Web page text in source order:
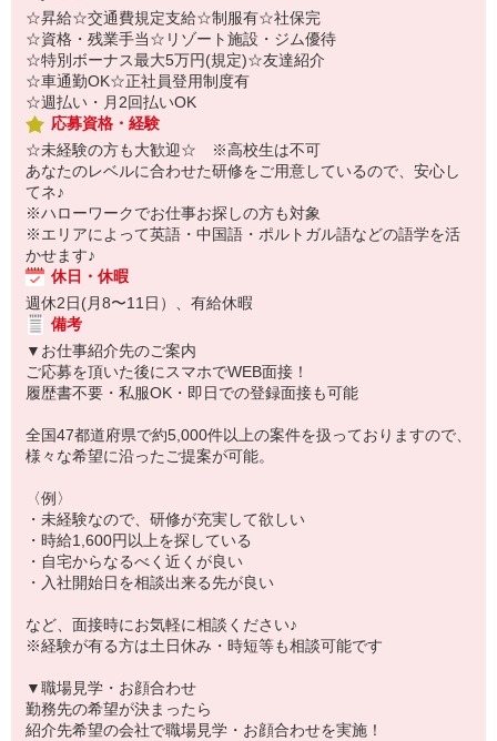
☆昇給☆交通費規定支給☆制服有☆社保完
☆資格・残業手当☆リゾート施設・ジム優待
☆特別ボーナス最大5万円(規定)☆友達紹介
☆車通勤OK☆正社員登用制度有
☆週払い・月2回払いOK
応募資格・経験
☆未経験の方も大歓迎☆ ※高校生は不可
あなたのレベルに合わせた研修をご用意しているので、安心し
てネ♪
※ハローワークでお仕事お探しの方も対象
※エリアによって英語・中国語・ポルトガル語などの語学を活
かせます♪
休日・休暇
週休2日(月8〜11日）、有給休暇
備考
▼お仕事紹介先のご案内
ご応募を頂いた後にスマホでWEB面接！
履歴書不要・私服OK・即日での登録面接も可能
全国47都道府県で約5,000件以上の案件を扱っておりますので、
様々な希望に沿ったご提案が可能。
〈例〉
・未経験なので、研修が充実して欲しい
・時給1,600円以上を探している
・自宅からなるべく近くが良い
・入社開始日を相談出来る先が良い
など、面接時にお気軽に相談ください♪
※経験が有る方は土日休み・時短等も相談可能です
▼職場見学・お顔合わせ
勤務先の希望が決まったら
紹介先希望の会社で職場見学・お顔合わせを実施！